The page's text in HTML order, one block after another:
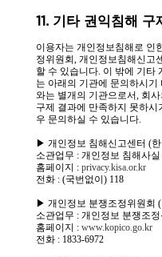
11. 기타 권익침해 구
이용자는 개인정보침해로 인
정위원회, 개인정보침해신고
할 수 있습니다. 이 밖에 기타
는 아래의 기관에 문의하시
와는 별개의 기관으로서, 회
구제 결과에 만족하지 못하
우 문의하실 수 있습니다.
▶ 개인정보 침해신고센터 (
소관업무 : 개인정보 침해사
홈페이지 : privacy.kisa.or.kr
전화 : (국번없이) 118
▶ 개인정보 분쟁조정위원회
소관업무 : 개인정보 분쟁조
홈페이지 : www.kopico.go.kr
전화 : 1833-6972